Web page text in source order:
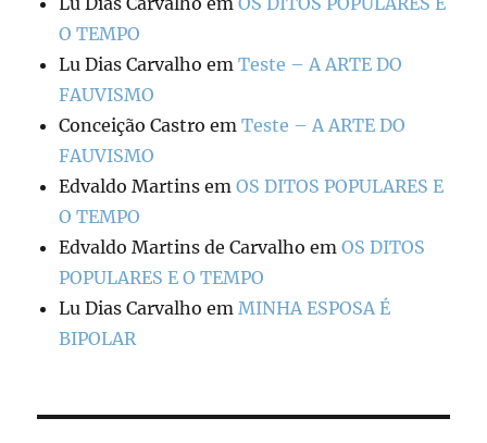
O TEMPO
Lu Dias Carvalho emTeste – A ARTE DO
FAUVISMO
Conceição Castro emTeste – A ARTE DO
FAUVISMO
Edvaldo Martins emOS DITOS POPULARES E
O TEMPO
Edvaldo Martins de Carvalho emOS DITOS
POPULARES E O TEMPO
Lu Dias Carvalho em MINHA ESPOSA É
BIPOLAR